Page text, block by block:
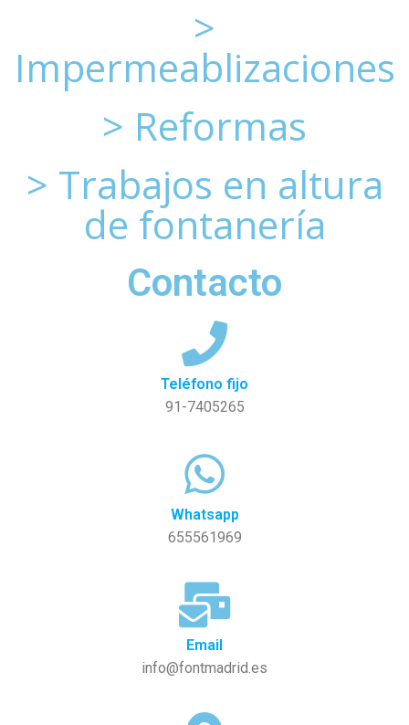
>
Impermeablizaciones
> Reformas
> Trabajos en altura
de fontanería
Contacto
Teléfono fijo
91-7405265
Whatsapp
655561969
Email
info@fontmadrid.es